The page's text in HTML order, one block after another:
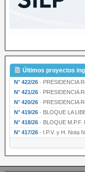
Últimos proyectos
N° 422/26 · PRESIDENCIA
N° 421/26 · PRESIDENCIA
N° 420/26 · PRESIDENCIA
N° 419/26 · BLOQUE LA LIBERTAD
N° 418/26 · BLOQUE M.P.F.
N° 417/26 · I.P.V. y H. Nota N°